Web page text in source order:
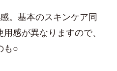
。基本のスキンケア同
感が異なりますので、
も○